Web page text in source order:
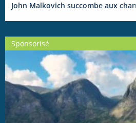
John Malkovich succombe aux
Sponsorisé